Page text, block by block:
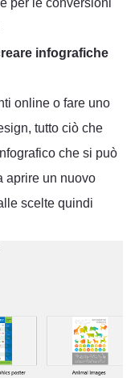
per le conversioni
infografiche
online o fare uno
tutto ciò che
che si può
aprire un nuovo
scelte quindi